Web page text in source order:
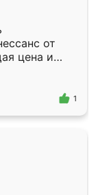
от
цена и
Приехавший
1